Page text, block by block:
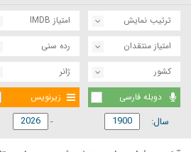
ترتیب نمایش امتیاز IMDB
امتیاز منتقدان
رده سنی
کشور
ژانر
دوبله فارسی
زیرنویس
سال: